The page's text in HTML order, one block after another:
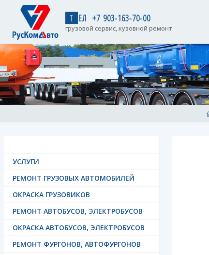
Т ЕЛ +7 903-163-70-00
грузовой сервис, кузовной ремонт
УСЛУГИ
РЕМОНТ ГРУЗОВЫХ АВТОМОБИЛЕЙ
ОКРАСКА ГРУЗОВИКОВ
РЕМОНТ АВТОБУСОВ, ЭЛЕКТРОБУСОВ
ОКРАСКА АВТОБУСОВ, ЭЛЕКТРОБУСОВ
РЕМОНТ ФУРГОНОВ, АВТОФУРГОНОВ